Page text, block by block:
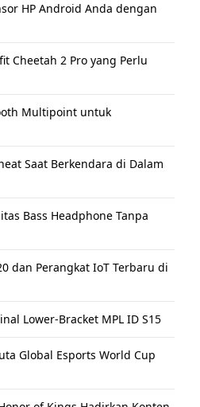
HP Android Anda dengan
Cheetah 2 Pro yang Perlu
Multipoint untuk
Saat Berkendara di Dalam
Bass Headphone Tanpa
dan Perangkat IoT Terbaru di
Lower-Bracket MPL ID S15
Global Esports World Cup